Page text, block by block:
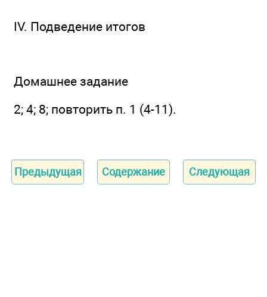
IV. Подведение итогов
Домашнее задание
2; 4; 8; повторить п. 1 (4-11).
Предыдущая Содержание Следующая